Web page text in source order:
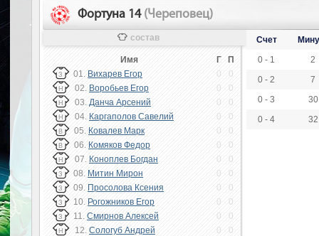
Фортуна 14 (Череповец)
состав
Имя Г П
З 01. Вихарев Егор 0 0
Н 02. Воробьев Егор 0 0
Н 03. Данча Арсений 0 0
Н 04. Каргаполов Савелий 0 0
В 05. Ковалев Марк 0 0
В 06. Комяков Федор 0 0
Н 07. Коноплев Богдан 0 0
З 08. Митин Мирон 0 0
З 09. Просолова Ксения 0 0
З 10. Рогожников Егор 0 0
З 11. Смирнов Алексей 0 0
Н 12. Сологуб Андрей 0 0
Счет
0 - 1
2
0 - 2
7
0 - 3
30
0 - 4
32